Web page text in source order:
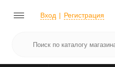
Вход Регистрация